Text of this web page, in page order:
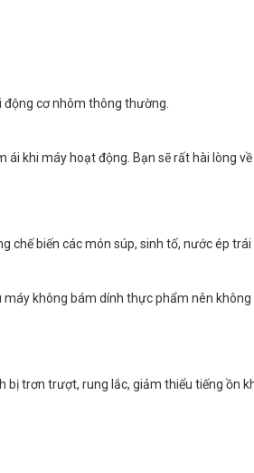
cơ nhôm thông thường.
khi máy hoạt động. Bạn sẽ rất hài lòng
chế biến các món súp, sinh tố, nước ép
không bám dính thực phẩm nên
trơn trượt, rung lắc, giảm thiểu tiếng ồn